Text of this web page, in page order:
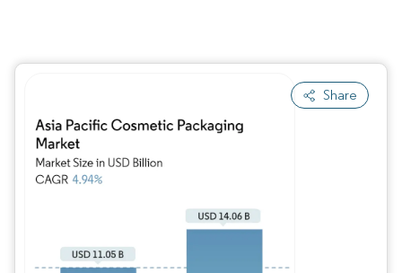
Share